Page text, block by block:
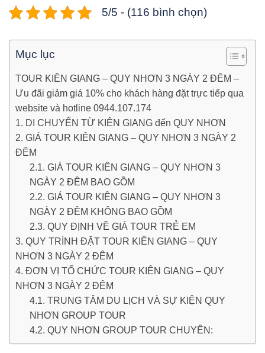
5/5 - (116 bình chọn)
Mục lục
TOUR KIÊN GIANG – QUY NHƠN 3 NGÀY 2 ĐÊM –
Ưu đãi giảm giá 10% cho khách hàng đặt trực tiếp qua
website và hotline 0944.107.174
1. DI CHUYỂN TỪ KIÊN GIANG đến QUY NHƠN
2. GIÁ TOUR KIÊN GIANG – QUY NHƠN 3 NGÀY 2
ĐÊM
2.1. GIÁ TOUR KIÊN GIANG – QUY NHƠN 3
NGÀY 2 ĐÊM BAO GỒM
2.2. GIÁ TOUR KIÊN GIANG – QUY NHƠN 3
NGÀY 2 ĐÊM KHÔNG BAO GỒM
2.3. QUY ĐỊNH VỀ GIÁ TOUR TRẺ EM
3. QUY TRÌNH ĐẶT TOUR KIÊN GIANG – QUY
NHƠN 3 NGÀY 2 ĐÊM
4. ĐƠN VỊ TỔ CHỨC TOUR KIÊN GIANG – QUY
NHƠN 3 NGÀY 2 ĐÊM
4.1. TRUNG TÂM DU LỊCH VÀ SỰ KIỆN QUY
NHƠN GROUP TOUR
4.2. QUY NHƠN GROUP TOUR CHUYÊN: